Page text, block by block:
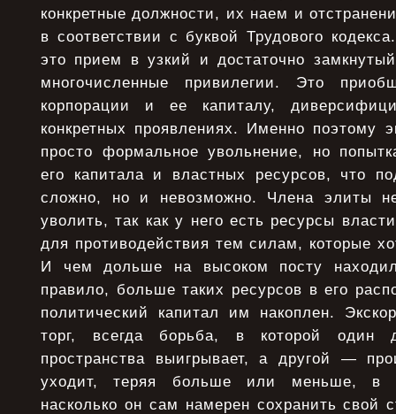
конкретные должности, их наем и
в соответствии с буквой Трудового
это прием в узкий и достаточно
многочисленные привилегии. Это
корпорации и ее капиталу,
конкретных проявлениях. Именно поэтому
просто формальное увольнение, но
его капитала и властных ресурсов, что
сложно, но и невозможно. Члена элиты
уволить, так как у него есть ресурсы
для противодействия тем силам, которые
И чем дольше на высоком посту
правило, больше таких ресурсов в его
политический капитал им накоплен.
торг, всегда борьба, в которой один
пространства выигрывает, а другой —
уходит, теряя больше или меньше, в
насколько он сам намерен сохранить свой